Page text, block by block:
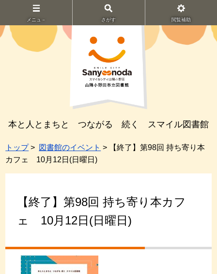
メニュ－ さがす 閲覧補助
本と人とまちと つながる 続く スマイル図書館
トップ> 図書館のイベント > 【終了】第98回 持ち寄り本
カフェ 10月12日(日曜日)
【終了】第98回 持ち寄り本カフ
ェ 10月12日(日曜日)